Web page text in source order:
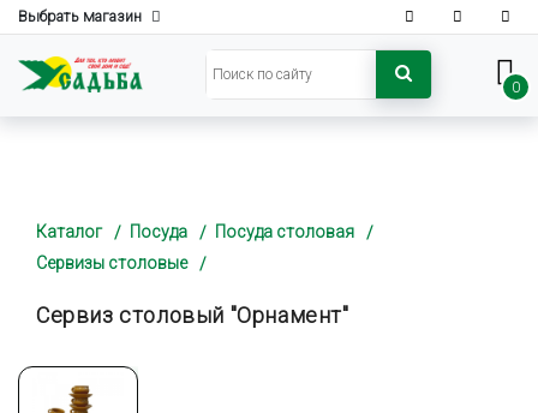
Выбрать магазин
0
Каталог Посуда
Посуда столовая
Сервизы столовые
Сервиз столовый "Орнамент"